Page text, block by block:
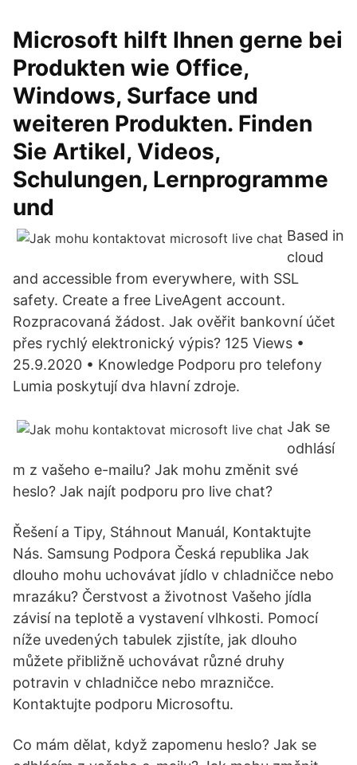
Microsoft hilft Ihnen gerne bei
Produkten wie Office,
Windows, Surface und
weiteren Produkten. Finden
Sie Artikel, Videos,
Schulungen, Lernprogramme
und
Based in
cloud
and accessible from everywhere, with SSL
safety. Create a free LiveAgent account.
Rozpracovaná žádost. Jak ověřit bankovní účet
přes rychlý elektronický výpis? 125 Views •
25.9.2020 • Knowledge Podporu pro telefony
Lumia poskytují dva hlavní zdroje.
Jak se
odhlásí
m z vašeho e-mailu? Jak mohu změnit své
heslo? Jak najít podporu pro live chat?
Řešení a Tipy, Stáhnout Manuál, Kontaktujte
Nás. Samsung Podpora Česká republika Jak
dlouho mohu uchovávat jídlo v chladničce nebo
mrazáku? Čerstvost a životnost Vašeho jídla
závisí na teplotě a vystavení vlhkosti. Pomocí
níže uvedených tabulek zjistíte, jak dlouho
můžete přibližně uchovávat různé druhy
potravin v chladničce nebo mrazničce.
Kontaktujte podporu Microsoftu.
Co mám dělat, když zapomenu heslo? Jak se